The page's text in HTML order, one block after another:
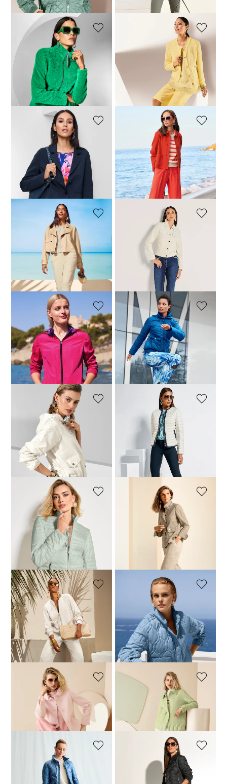
(-15%)
MADELEINE
119,95 €199,95 €
Meilleur prix sous 30 jours**:
129,95 € (-7%)
MADELEINE
189,95 €
319,95 €
99,95 €189,95 €
Meilleur prix sous 30 jours**:
139,95 € (-28%)
Veste
179,95 €289,95 €
MADELEINE
129,95 €199,95 €
MADELEINE
Veste en velours côtelé doux
229,95 €
Meilleur prix sous 30 jours**:
(-28%)
MADELEINE
Veste
99,95 €229,95 €
Meilleur prix sous 30 jours**:
129,95 € (-23%)
MADELEINE
Veste
64,95 €239,95 €
Meilleur prix sous 30 jours**:
99,95 €
(-35%)
MADELEINE
129,95 €209,95 €
Meilleur prix sous 30 jours**:
139,95 € (-7%)
MADELEINE
Veste matelassée
279,95 €
MADELEINE
129,95 €189,95 €
Meilleur prix sous 30 jours**:
139,95 €
(-7%)
279,95 €
MADELEINE
Veste
129,95 €
229,95 €
Meilleur prix sous 30 jours**:
139,95 €
(-7%)
149,95 €229,95 €
Meilleur prix sous 30 jours**:
169,95 € (-11%)
MADELEINE
239,95 € 359,95 €
MADELEINE
199,95 €359,95 €
MADELEINE
Veste matelassée
389,95 €
MADELEINE
Blouson léger matelassé
209,95 €